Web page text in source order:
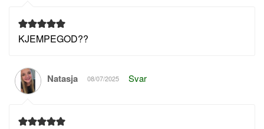
KJEMPEGOD??
Natasja 08/07/2025 Svar